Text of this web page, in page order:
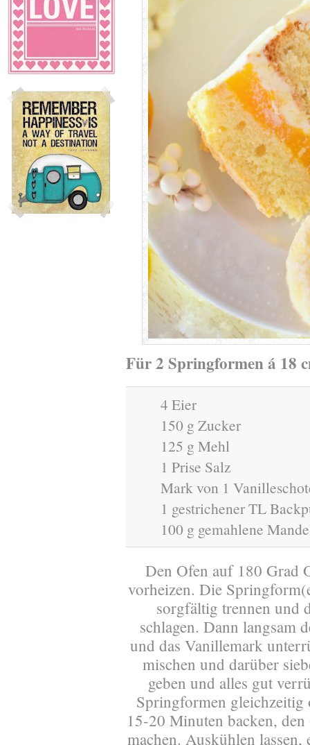
Für 2 Springformen á 18
4 Eier
150 g Zucker
125 g Mehl
1 Prise Salz
Mark von 1
1 gestrichener TL
100 g gemahlene
Den Ofen auf 180 Grad
vorheizen. Die
sorgfältig trennen und
schlagen. Dann langsam
und das Vanillemark
mischen und darüber
geben und alles gut
Springformen gleichzeitig
15-20 Minuten backen,
machen. Auskühlen